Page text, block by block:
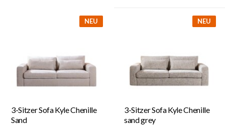
3-Sitzer Sofa Kyle Chenille
Sand
NEU
3-Sitzer Sofa Kyle Chenille
sand grey
NEU